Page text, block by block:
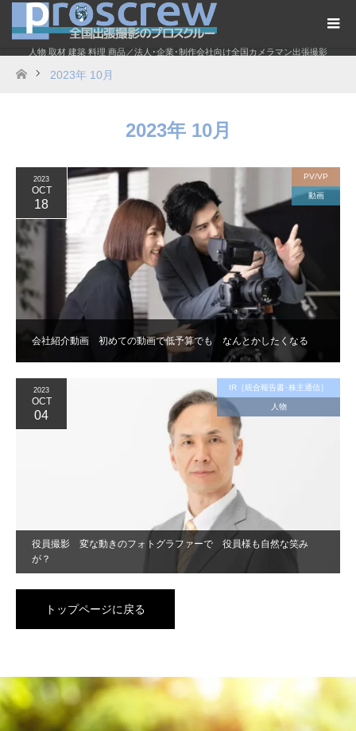
人物 取材 建築 料理 商品／法人･企業･制作会社向け全国カメラマン出張撮影
ホーム
2023年 10月
2023年 10月
会社紹介動画 初めての動画で低予算でも なんとかしたくなる
2023
OCT
18
PV/VP
動画
役員撮影 変な動きのフォトグラファーで 役員様も自然な笑み
が？
2023
OCT
04
IR［統合報告書･株主通信］
人物
トップページに戻る